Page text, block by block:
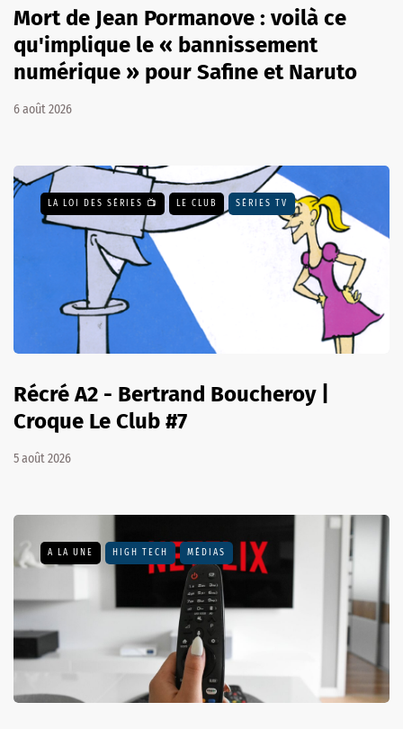
Mort de Jean Pormanove : voilà ce
qu'implique le « bannissement
numérique » pour Safine et Naruto
6 août 2026
LA LOI DES SÉRIES 📺 LE CLUB SÉRIES TV
Récré A2 - Bertrand Boucheroy |
Croque Le Club #7
5 août 2026
A LA UNE HIGH TECH MÉDIAS